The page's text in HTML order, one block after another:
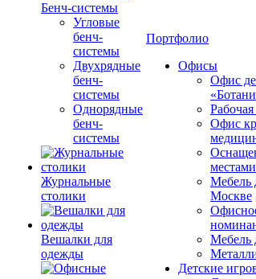
Бенч-системы
Угловые
бенч-
системы
Двухрядные
бенч-
системы
Однорядные
бенч-
системы
Журнальные
столики
Вешалки для
одежды
Портфолио
Офисы
Офис
Офис
местами
Мебель
Москве
Мебель
Детские